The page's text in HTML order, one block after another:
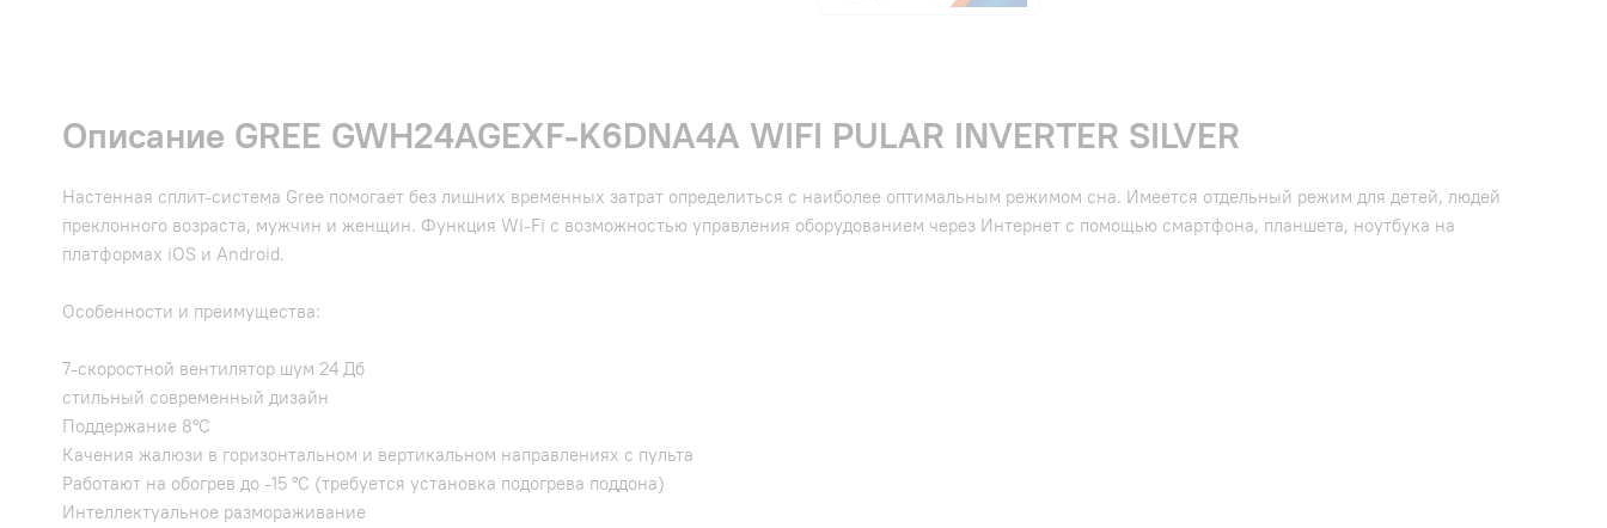
Описание GREE GWH24AGEXF-K6DNA4A WIFI PULAR INVERTER SILVER
Настенная сплит-система Gree помогает без лишних временных затрат определиться с наиболее оптимальным режимом сна. Имеется отдельный режим для детей, людей
преклонного возраста, мужчин и женщин. Функция Wi-Fi с возможностью управления оборудованием через Интернет с помощью смартфона, планшета, ноутбука на
платформах iOS и Android.
Особенности и преимущества:
7-скоростной вентилятор шум 24 Дб
стильный современный дизайн
Поддержание 8°С
Качения жалюзи в горизонтальном и вертикальном направлениях с пульта
Работают на обогрев до -15 °С (требуется установка подогрева поддона)
Интеллектуальное размораживание